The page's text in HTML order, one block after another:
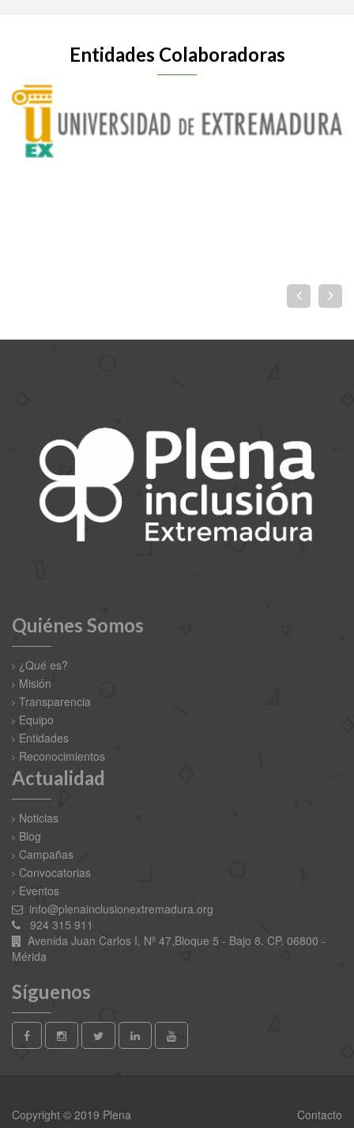
Entidades Colaboradoras
Quiénes Somos
¿Qué es?
Misión
Transparencia
Equipo
Entidades
Reconocimientos
Actualidad
Noticias
Blog
Campañas
Convocatorias
Eventos
info@plenainclusionextremadura.org
924 315 911
Avenida Juan Carlos I, Nº 47,Bloque 5 - Bajo 8. CP. 06800 -
Mérida
Síguenos
Copyright © 2019 Plena Contacto